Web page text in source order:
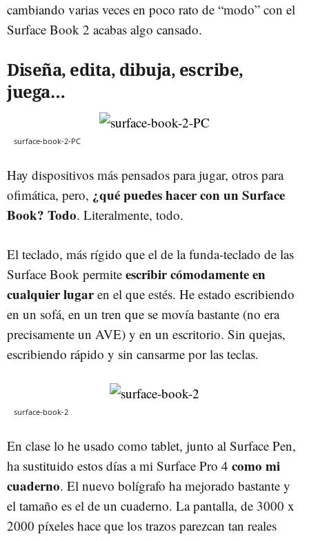
cambiando varias veces en poco rato de “modo” con el
Surface Book 2 acabas algo cansado.
Diseña, edita, dibuja, escribe,
juega…
surface-book-2-PC
Hay dispositivos más pensados para jugar, otros para
ofimática, pero, ¿qué puedes hacer con un Surface
Book? Todo. Literalmente, todo.
El teclado, más rígido que el de la funda-teclado de las
Surface Book permite escribir cómodamente en
cualquier lugaren el que estés. He estado escribiendo
en un sofá, en un tren que se movía bastante (no era
precisamente un AVE) y en un escritorio. Sin quejas,
escribiendo rápido y sin cansarme por las teclas.
surface-book-2
En clase lo he usado como tablet, junto al Surface Pen,
ha sustituido estos días a mi Surface Pro 4 como mi
cuaderno. El nuevo bolígrafo ha mejorado bastante y
el tamaño es el de un cuaderno. La pantalla, de 3000 x
2000 píxeles hace que los trazos parezcan tan reales